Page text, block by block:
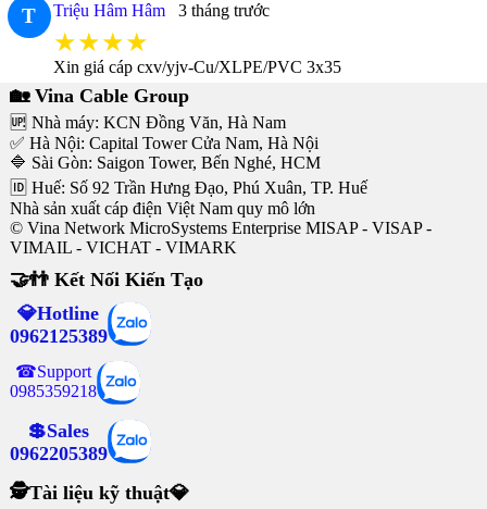
T Triệu Hâm Hâm 3 tháng trước
★★★★
Xin giá cáp cxv/yjv-Cu/XLPE/PVC 3x35
🏡 Vina Cable Group
🆙 Nhà máy: KCN Đồng Văn, Hà Nam
✅ Hà Nội: Capital Tower Cửa Nam, Hà Nội
🔷 Sài Gòn: Saigon Tower, Bến Nghé, HCM
🆔 Huế: Số 92 Trần Hưng Đạo, Phú Xuân, TP. Huế
Nhà sản xuất cáp điện Việt Nam quy mô lớn
© Vina Network MicroSystems Enterprise MISAP - VISAP -
VIMAIL - VICHAT - VIMARK
🤝👬 Kết Nối Kiến Tạo
💎Hotline
0962125389
☎Support
0985359218
💲Sales
0962205389
🕵Tài liệu kỹ thuật💎